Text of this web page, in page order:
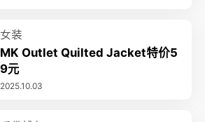
女装
MK Outlet Quilted Jacket特价5
9元
2025.10.03